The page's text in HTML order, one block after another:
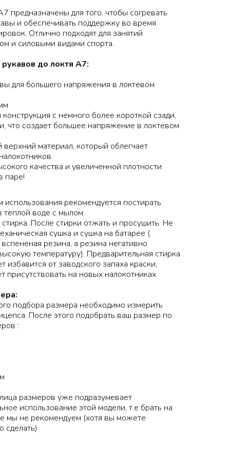
предназначены для того, чтобы согревать
и обеспечивать поддержку во время
Отлично подходят для занятий
и силовыми видами спорта.
до локтя A7:
для большего напряжения в локтевом
с немного более короткой сзади,
что создает большее напряжение в локтевом
верхний материал, который облегчает
качества и увеличенной плотности
паре!
использования рекомендуется постирать
теплой воде с мылом.
После стирки отжать и просушить. Не
сушка и сушка на батарее (
резина, а резина негативно
температуру). Предварительная стирка
от заводского запаха краски,
присутствовать на новых налокотниках.
подбора размера необходимо измерить
После этого подобрать ваш размер по
:
размеров уже подразумевает
использование этой модели, т.е брать на
мы не рекомендуем (хотя вы можете
сделать)